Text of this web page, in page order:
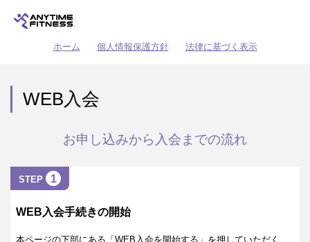
ホーム 個人情報保護方針 法律に基づく表示
WEB入会
お申し込みから入会までの流れ
STEP 1
WEB入会手続きの開始
本ページの下部にある「WEB入会を開始する」を押していただく